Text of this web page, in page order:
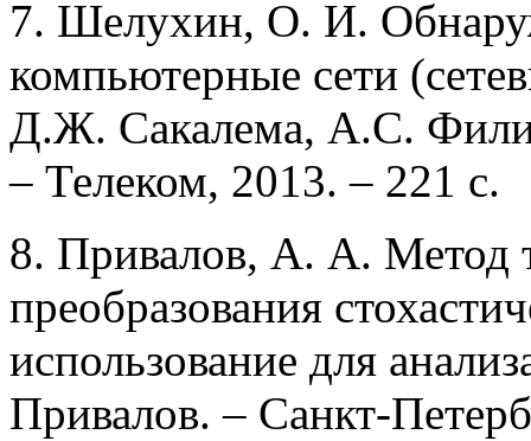
7. Шелухин, О. И.
компьютерные сети
Д.Ж. Сакалема, А.С.
– Телеком, 2013. – 221 с.
8. Привалов, А. А. Метод
преобразования
использование для
Привалов. – Санкт-